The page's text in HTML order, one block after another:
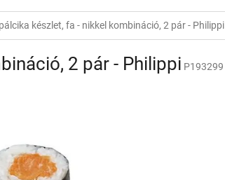
készlet, fa - nikkel kombináció, 2 pár - Philippi
2 pár - Philippi P193299